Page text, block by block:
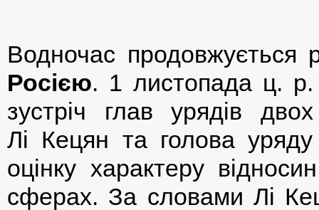
Водночас продовжується
Росією. 1 листопада ц. р.
зустріч глав урядів
Лі Кецян та голова
оцінку характеру
сферах. За словами Лі